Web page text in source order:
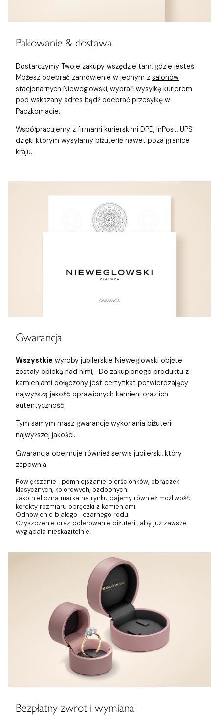
Pakowanie & dostawa
Dostarczymy Twoje zakupy wszędzie tam, gdzie jesteś.
Możesz odebrać zamówienie w jednym z salonów
stacjonarnych Nieweglowski, wybrać wysyłkę kurierem
pod wskazany adres bądź odebrać przesyłkę w
Paczkomacie.
Współpracujemy z firmami kurierskimi DPD, InPost, UPS
dzięki którym wysyłamy biżuterię nawet poza granice
kraju.
Gwarancja
Wszystkie wyroby jubilerskie Nieweglowski objęte
zostały opieką nad nimi, . Do zakupionego produktu z
kamieniami dołączony jest certyfikat potwierdzający
najwyższą jakość oprawionych kamieni oraz ich
autentyczność.
Tym samym masz gwarancję wykonania biżuterii
najwyższej jakości.
Gwarancja obejmuje również serwis jubilerski, który
zapewnia
Powiększanie i pomniejszanie pierścionków, obrączek
klasycznych, kolorowych, ozdobnych.
Jako nieliczna marka na rynku dajemy również możliwość
korekty rozmiaru obrączki z kamieniami.
Odnowienie białego i czarnego rodu.
Czyszczenie oraz polerowanie biżuterii, aby już zawsze
wyglądała nieskazitelnie.
Bezpłatny zwrot i wymiana